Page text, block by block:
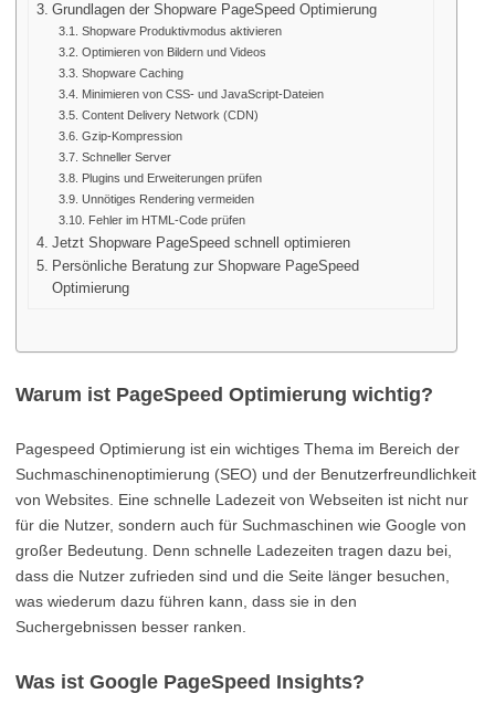
Grundlagen der Shopware PageSpeed Optimierung
Shopware Produktivmodus aktivieren
Optimieren von Bildern und Videos
Shopware Caching
Minimieren von CSS- und JavaScript-Dateien
Content Delivery Network (CDN)
Gzip-Kompression
Schneller Server
Plugins und Erweiterungen prüfen
Unnötiges Rendering vermeiden
Fehler im HTML-Code prüfen
Jetzt Shopware PageSpeed schnell optimieren
Persönliche Beratung zur Shopware PageSpeed
Optimierung
Warum ist PageSpeed Optimierung wichtig?
Pagespeed Optimierung ist ein wichtiges Thema im Bereich der
Suchmaschinenoptimierung (SEO) und der Benutzerfreundlichkeit
von Websites. Eine schnelle Ladezeit von Webseiten ist nicht nur
für die Nutzer, sondern auch für Suchmaschinen wie Google von
großer Bedeutung. Denn schnelle Ladezeiten tragen dazu bei,
dass die Nutzer zufrieden sind und die Seite länger besuchen,
was wiederum dazu führen kann, dass sie in den
Suchergebnissen besser ranken.
Was ist Google PageSpeed Insights?